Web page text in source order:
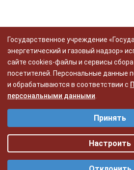
Политика в отношении обработки
Политика в отношении обработки
Политика видеонаблюдения
ЦВР «Октябрьский»
Государственное учреждение
энергетический и газовый надзор»
сайте cookies-файлы и сервисы
посетителей. Персональные данные
и обрабатываются в соответствии с
персональными данными
Функциональные - функциональные
работу функционала Сайта и
Принять
Настроить